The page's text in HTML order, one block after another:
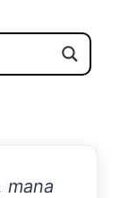
mana